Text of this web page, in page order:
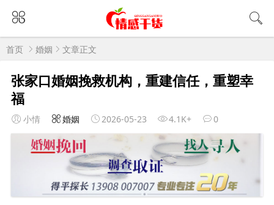
首页 婚姻 文章正文
张家口婚姻挽救机构，重建信任，重塑幸
福
小情 婚姻 2026-05-23 4.1K+ 0